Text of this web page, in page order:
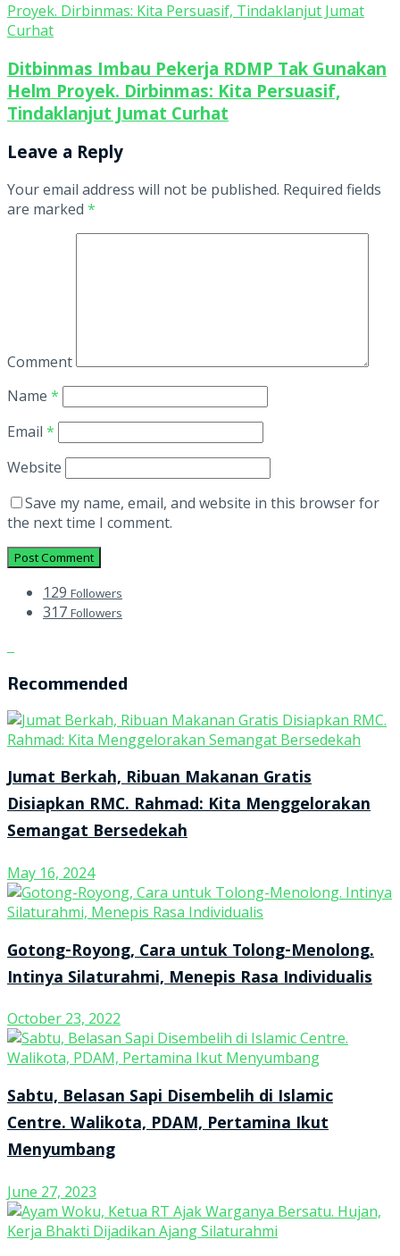
Ditbinmas Imbau Pekerja RDMP Tak Gunakan
Helm Proyek. Dirbinmas: Kita Persuasif,
Tindaklanjut Jumat Curhat
Leave a Reply
Your email address will not be published. Required fields
are marked *
Comment
Name *
Email *
Website
Save my name, email, and website in this browser for
the next time I comment.
129 Followers
317 Followers
Recommended
Jumat Berkah, Ribuan Makanan Gratis
Disiapkan RMC. Rahmad: Kita Menggelorakan
Semangat Bersedekah
May 16, 2024
Gotong-Royong, Cara untuk Tolong-Menolong.
Intinya Silaturahmi, Menepis Rasa Individualis
October 23, 2022
Sabtu, Belasan Sapi Disembelih di Islamic
Centre. Walikota, PDAM, Pertamina Ikut
Menyumbang
June 27, 2023